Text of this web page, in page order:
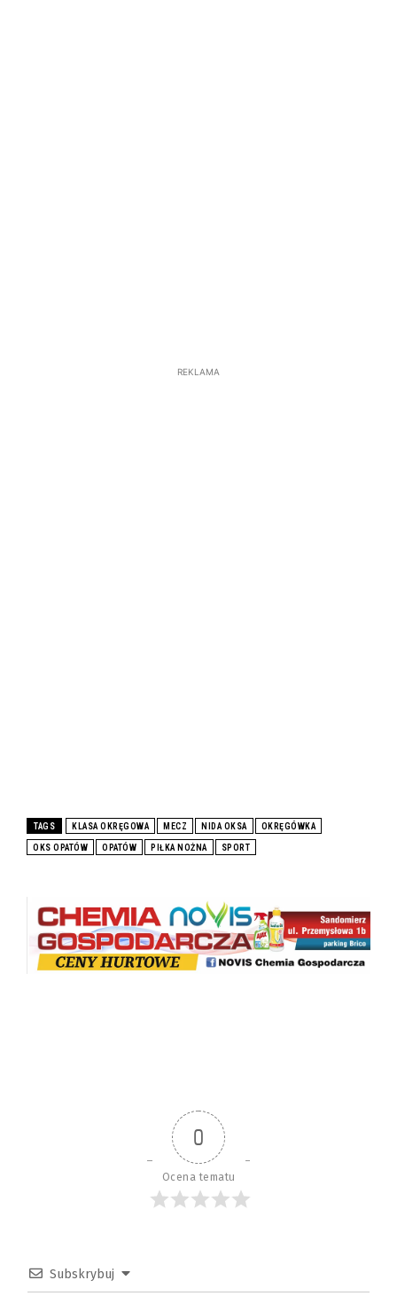
REKLAMA
TAGS KLASA OKRĘGOWA MECZ NIDA OKSA OKRĘGÓWKA
OKS OPATÓW OPATÓW PIŁKA NOŻNA SPORT
0
Ocena tematu
Subskrybuj